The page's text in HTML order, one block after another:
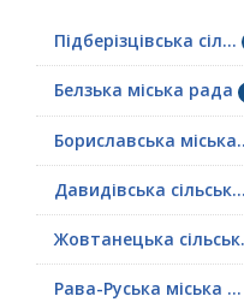
Підберізцівська сіл...
Белзька міська рада
Бориславська
Давидівська сільськ...
Жовтанецька
Рава-Руська міська ...